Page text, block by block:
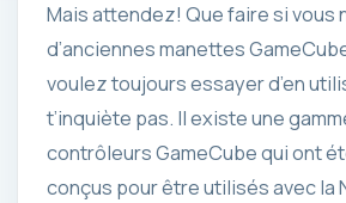
Mais attendez! Que faire si vous
d’anciennes manettes
voulez toujours essayer d’en
t’inquiète pas. Il existe une
contrôleurs GameCube qui ont
conçus pour être utilisés avec la